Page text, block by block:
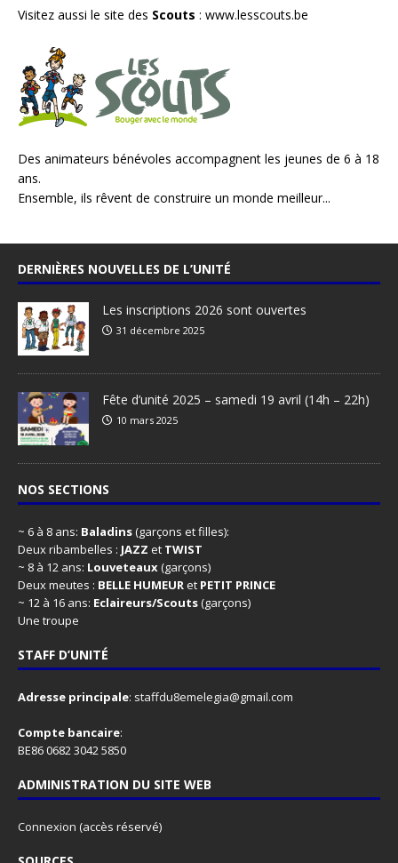
Visitez aussi le site des Scouts : www.lesscouts.be
Des animateurs bénévoles accompagnent les jeunes de 6 à 18
ans.
Ensemble, ils rêvent de construire un monde meilleur...
DERNIÈRES NOUVELLES DE L’UNITÉ
Les inscriptions 2026 sont ouvertes
31 décembre 2025
Fête d’unité 2025 – samedi 19 avril (14h – 22h)
10 mars 2025
NOS SECTIONS
~ 6 à 8 ans: Baladins(garçons et filles):
Deux ribambelles : JAZZ et TWIST
~ 8 à 12 ans: Louveteaux(garçons)
Deux meutes : BELLE HUMEURet PETIT PRINCE
~ 12 à 16 ans: Eclaireurs/Scouts(garçons)
Une troupe
STAFF D’UNITÉ
Adresse principale: staffdu8emelegia@gmail.com
Compte bancaire:
BE86 0682 3042 5850
ADMINISTRATION DU SITE WEB
Connexion (accès réservé)